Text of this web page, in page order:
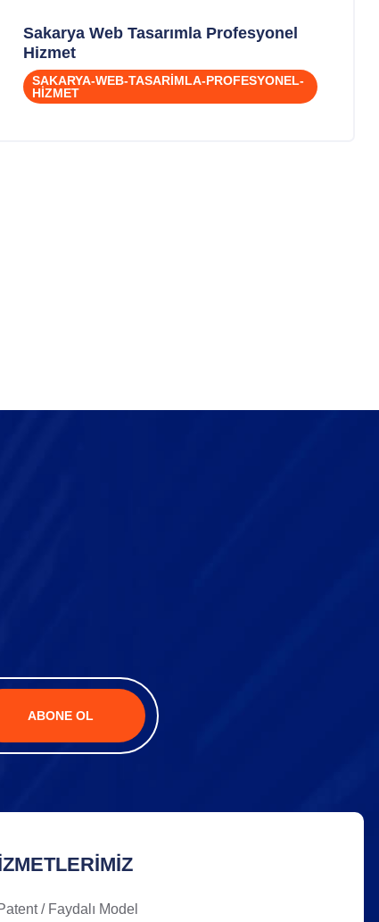
Sakarya Web Tasarımla Profesyonel
Hizmet
SAKARYA-WEB-TASARIMLA-PROFESYONEL-
HIZMET
ABONE OL
/ Faydalı Model